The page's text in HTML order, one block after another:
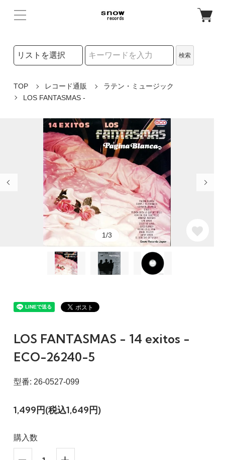
検索リストの選択
検索
TOP レコード通販
ラテン・ミュージック
LOS FANTASMAS -
1/3
LOS FANTASMAS - 14 exitos -
ECO-26240-5
型番: 26-0527-099
1,499円(税込1,649円)
購入数